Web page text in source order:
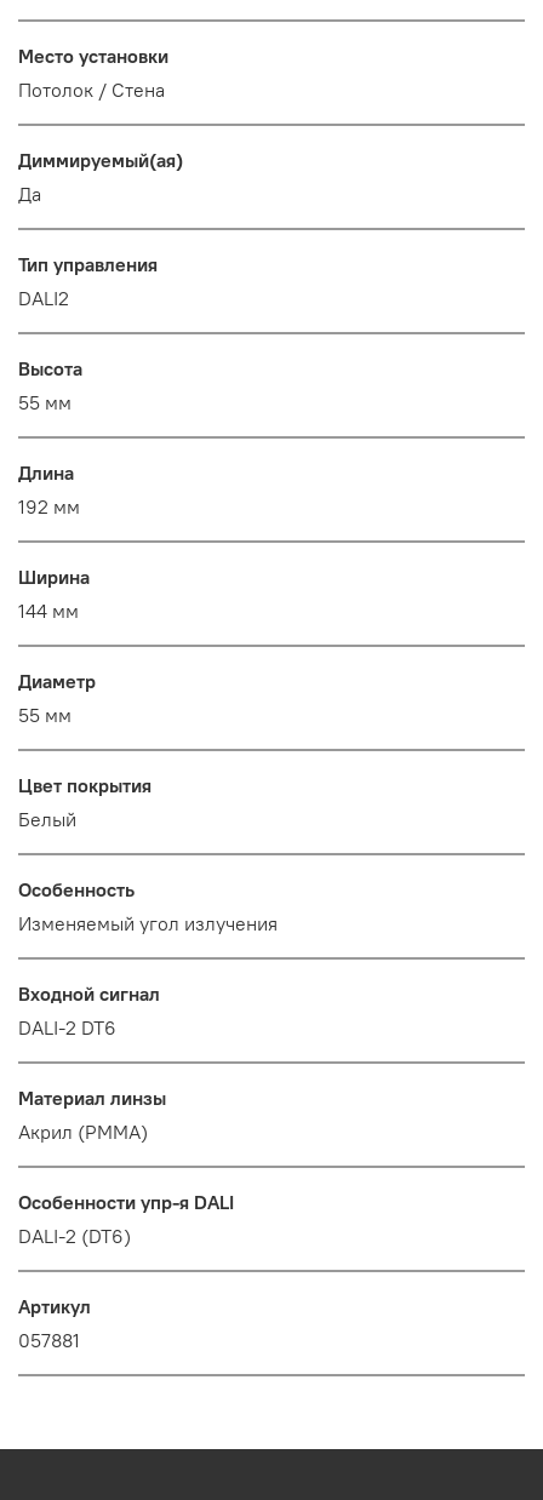
Место установки
Потолок / Cтена
Диммируемый(ая)
Да
Тип управления
DALI2
Высота
55 мм
Длина
192 мм
Ширина
144 мм
Диаметр
55 мм
Цвет покрытия
Белый
Особенность
Изменяемый угол излучения
Входной сигнал
DALI-2 DT6
Материал линзы
Акрил (PMMA)
Особенности упр-я DALI
DALI-2 (DT6)
Артикул
057881